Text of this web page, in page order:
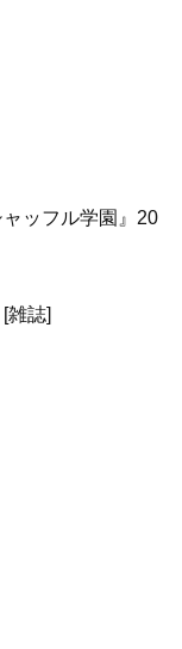
ッフル学園』20
雑誌]